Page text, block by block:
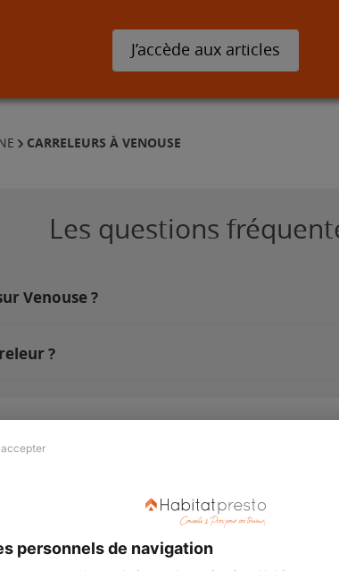
personnels de navigation
J’accède aux articles
CARRELEURS À VENOUSE
Les questions
Venouse ?
?
Revue de presse